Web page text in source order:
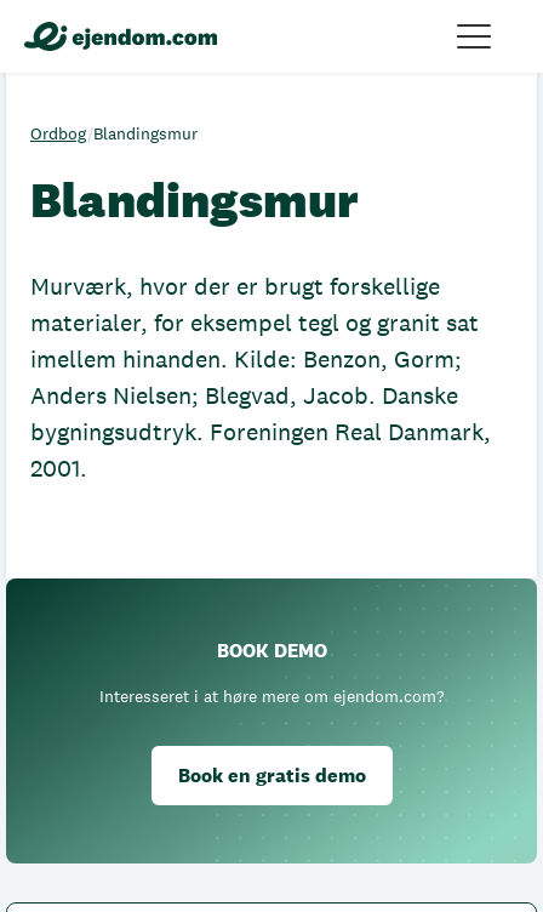
Ordbog/Blandingsmur
Blandingsmur
Murværk, hvor der er brugt forskellige
materialer, for eksempel tegl og granit sat
imellem hinanden. Kilde: Benzon, Gorm;
Anders Nielsen; Blegvad, Jacob. Danske
bygningsudtryk. Foreningen Real Danmark,
2001.
BOOK DEMO
Interesseret i at høre mere om ejendom.com?
Book en gratis demo